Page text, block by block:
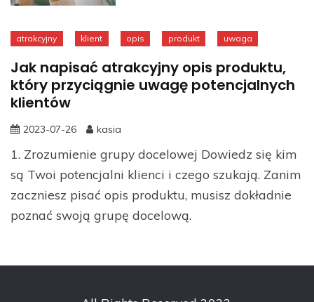
atrakcyjny klient opis produkt uwaga
Jak napisać atrakcyjny opis produktu,
który przyciągnie uwagę potencjalnych
klientów
2023-07-26 kasia
1. Zrozumienie grupy docelowej Dowiedz się kim
są Twoi potencjalni klienci i czego szukają. Zanim
zaczniesz pisać opis produktu, musisz dokładnie
poznać swoją grupę docelową.